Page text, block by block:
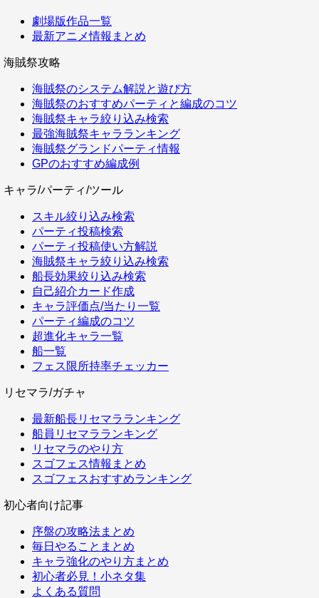
劇場版作品一覧
最新アニメ情報まとめ
海賊祭攻略
海賊祭のシステム解説と遊び方
海賊祭のおすすめパーティと編成のコツ
海賊祭キャラ絞り込み検索
最強海賊祭キャラランキング
海賊祭グランドパーティ情報
GPのおすすめ編成例
キャラ/パーティ/ツール
スキル絞り込み検索
パーティ投稿検索
パーティ投稿使い方解説
海賊祭キャラ絞り込み検索
船長効果絞り込み検索
自己紹介カード作成
キャラ評価点/当たり一覧
パーティ編成のコツ
超進化キャラ一覧
船一覧
フェス限所持率チェッカー
リセマラ/ガチャ
最新船長リセマラランキング
船員リセマラランキング
リセマラのやり方
スゴフェス情報まとめ
スゴフェスおすすめランキング
初心者向け記事
序盤の攻略法まとめ
毎日やることまとめ
キャラ強化のやり方まとめ
初心者必見！小ネタ集
よくある質問